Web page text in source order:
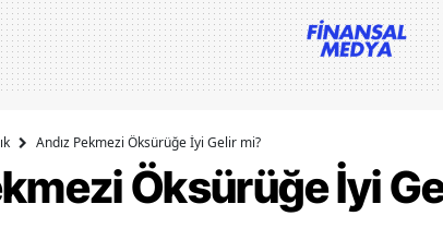
Andız Pekmezi Öksürüğe İyi Gelir mi?
Öksürüğe İyi